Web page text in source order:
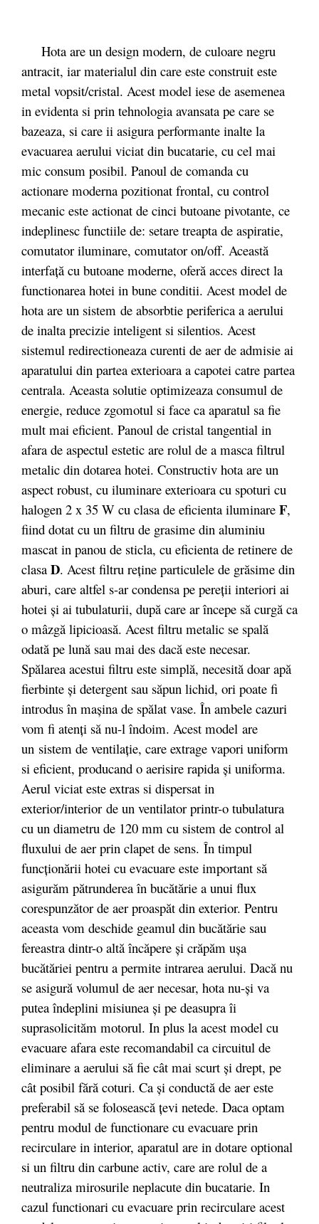
Hota are un design modern, de culoare negru
antracit, iar materialul din care este construit este
metal vopsit/cristal. Acest model iese de asemenea
in evidenta si prin tehnologia avansata pe care se
bazeaza, si care ii asigura performante inalte la
evacuarea aerului viciat din bucatarie, cu cel mai
mic consum posibil. Panoul de comanda cu
actionare moderna pozitionat frontal, cu control
mecanic este actionat de cinci butoane pivotante, ce
indeplinesc functiile de: setare treapta de aspiratie,
comutator iluminare, comutator on/off. Această
interfaţă cu butoane moderne, oferă acces direct la
functionarea hotei in bune conditii. Acest model de
hota are un sistem de absorbtie periferica a aerului
de inalta precizie inteligent si silentios. Acest
sistemul redirectioneaza curenti de aer de admisie ai
aparatului din partea exterioara a capotei catre partea
centrala. Aceasta solutie optimizeaza consumul de
energie, reduce zgomotul si face ca aparatul sa fie
mult mai eficient. Panoul de cristal tangential in
afara de aspectul estetic are rolul de a masca filtrul
metalic din dotarea hotei. Constructiv hota are un
aspect robust, cu iluminare exterioara cu spoturi cu
halogen 2 x 35 W cu clasa de eficienta iluminare F,
fiind dotat cu un filtru de grasime din aluminiu
mascat in panou de sticla, cu eficienta de retinere de
clasa D. Acest filtru reţine particulele de grăsime din
aburi, care altfel s-ar condensa pe pereţii interiori ai
hotei şi ai tubulaturii, după care ar începe să curgă ca
o mâzgă lipicioasă. Acest filtru metalic se spală
odată pe lună sau mai des dacă este necesar.
Spălarea acestui filtru este simplă, necesită doar apă
fierbinte şi detergent sau săpun lichid, ori poate fi
introdus în maşina de spălat vase. În ambele cazuri
vom fi atenţi să nu-l îndoim. Acest model are
un sistem de ventilaţie, care extrage vapori uniform
si eficient, producand o aerisire rapida şi uniforma.
Aerul viciat este extras si dispersat in
exterior/interior de un ventilator printr-o tubulatura
cu un diametru de 120 mm cu sistem de control al
fluxului de aer prin clapet de sens. În timpul
funcţionării hotei cu evacuare este important să
asigurăm pătrunderea în bucătărie a unui flux
corespunzător de aer proaspăt din exterior. Pentru
aceasta vom deschide geamul din bucătărie sau
fereastra dintr-o altă încăpere şi crăpăm uşa
bucătăriei pentru a permite intrarea aerului. Dacă nu
se asigură volumul de aer necesar, hota nu-şi va
putea îndeplini misiunea şi pe deasupra îi
suprasolicităm motorul. In plus la acest model cu
evacuare afara este recomandabil ca circuitul de
eliminare a aerului să fie cât mai scurt şi drept, pe
cât posibil fără coturi. Ca şi conductă de aer este
preferabil să se folosească ţevi netede. Daca optam
pentru modul de functionare cu evacuare prin
recirculare in interior, aparatul are in dotare optional
si un filtru din carbune activ, care are rolul de a
neutraliza mirosurile neplacute din bucatarie. In
cazul functionari cu evacuare prin recirculare acest